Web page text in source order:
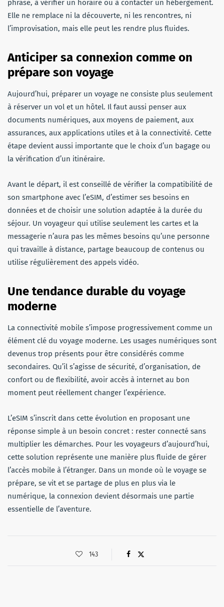
phrase, à vérifier un horaire ou à contacter un hébergement.
Elle ne remplace ni la découverte, ni les rencontres, ni
l’improvisation, mais elle peut les rendre plus fluides.
Anticiper sa connexion comme on
prépare son voyage
Aujourd’hui, préparer un voyage ne consiste plus seulement
à réserver un vol et un hôtel. Il faut aussi penser aux
documents numériques, aux moyens de paiement, aux
assurances, aux applications utiles et à la connectivité. Cette
étape devient aussi importante que le choix d’un bagage ou
la vérification d’un itinéraire.
Avant le départ, il est conseillé de vérifier la compatibilité de
son smartphone avec l’eSIM, d’estimer ses besoins en
données et de choisir une solution adaptée à la durée du
séjour. Un voyageur qui utilise seulement les cartes et la
messagerie n’aura pas les mêmes besoins qu’une personne
qui travaille à distance, partage beaucoup de contenus ou
utilise régulièrement des appels vidéo.
Une tendance durable du voyage
moderne
La connectivité mobile s’impose progressivement comme un
élément clé du voyage moderne. Les usages numériques sont
devenus trop présents pour être considérés comme
secondaires. Qu’il s’agisse de sécurité, d’organisation, de
confort ou de flexibilité, avoir accès à internet au bon
moment peut réellement changer l’expérience.
L’eSIM s’inscrit dans cette évolution en proposant une
réponse simple à un besoin concret : rester connecté sans
multiplier les démarches. Pour les voyageurs d’aujourd’hui,
cette solution représente une manière plus fluide de gérer
l’accès mobile à l’étranger. Dans un monde où le voyage se
prépare, se vit et se partage de plus en plus via le
numérique, la connexion devient désormais une partie
essentielle de l’aventure.
143